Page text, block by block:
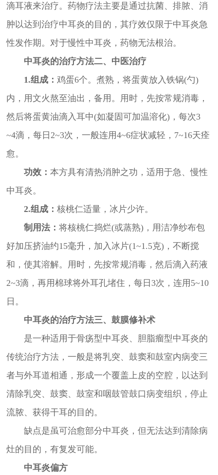
滴耳液来治疗。药物疗法主要是通过抗菌、排脓、消
肿以达到治疗中耳炎的目的，其疗效仅限于中耳炎急
性发作期。对于慢性中耳炎，药物无法根治。
中耳炎的治疗方法二、中医治疗
1.组成： 鸡蛋6个。煮熟，将蛋黄放入铁锅(勺)
内，用文火熬至油出，备用。用时，先按常规消毒，
然后将蛋黄油滴入耳中(如凝固可加温溶化)，每次3
~4滴，每日2~3次，一般连用4~6症状减轻，7~16天痊
愈。
功效： 本方具有清热消肿之功，适用于急、慢性
中耳炎。
2.组成： 核桃仁适量，冰片少许。
制用法： 将核桃仁捣烂(或蒸熟)，用洁净纱布包
好加压挤油约15毫升，加入冰片(1~1.5克)，不断搅
和，使其溶解。用时，先按常规消毒，然后滴入药液
2~3滴，再用棉球将外耳孔堵住，每日3次，连用5~10
日。
中耳炎的治疗方法三、鼓膜修补术
是一种适用于骨疡型中耳炎、胆脂瘤型中耳炎的
传统治疗方法，一般是将乳突、鼓窦和鼓室内病变三
者与外耳道相通，形成一个覆盖上皮的空腔，以达到
清除乳突、鼓窦、鼓室和咽鼓管鼓口病变组织，停止
流脓、获得干耳的目的。
缺点是虽可治愈部分中耳炎，但无法达到清除病
灶的目的，有复发可能。
中耳炎偏方